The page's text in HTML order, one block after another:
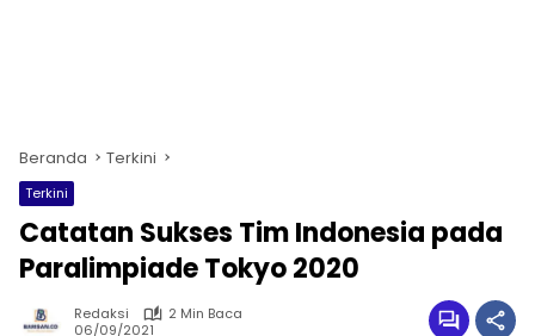
Beranda Terkini
Terkini
Catatan Sukses Tim Indonesia pada
Paralimpiade Tokyo 2020
Redaksi
2 Min Baca
06/09/2021